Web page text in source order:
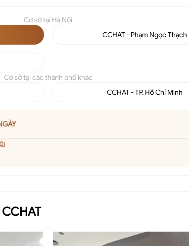
Cơ sở tại Hà Nội
CCHAT - Phạm Ngọc Thạch
Cơ sở tại các thành phố khác
CCHAT - TP. Hồ Chí Minh